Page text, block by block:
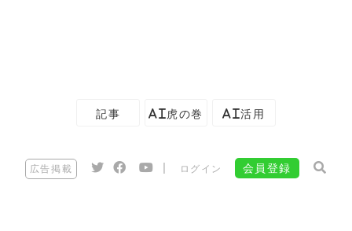
記事 AI虎の巻 AI活用
広告掲載 ログイン 会員登録